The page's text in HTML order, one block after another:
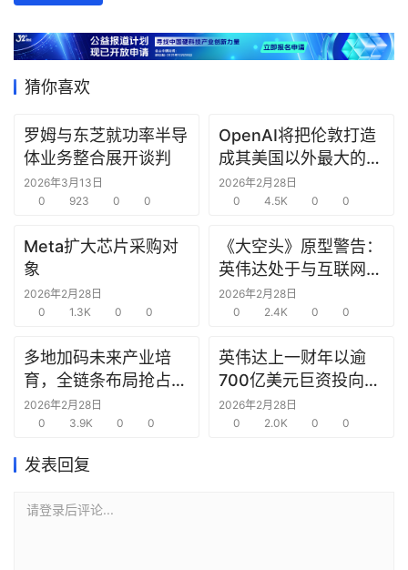
产
数
研
选
创
投
窗
合
猜你喜欢
罗姆与东芝就功率半导
体业务整合展开谈判
2026年3月13日
0
923 0 0
OpenAI将把伦敦打造
成其美国以外最大的研
究中心
2026年2月28日
0
4.5K 0 0
Meta扩大芯片采购对
象
2026年2月28日
0
1.3K 0 0
《大空头》原型警告：
英伟达处于与互联网泡
沫时期思科同样的“危
险境地”
2026年2月28日
0
2.4K 0 0
多地加码未来产业培
育，全链条布局抢占新
赛道先机
2026年2月28日
0
3.9K 0 0
英伟达上一财年以逾
700亿美元巨资投向合
作方，竭力巩固AI芯片
需求
2026年2月28日
0
2.0K 0 0
发表回复
请登录后评论...